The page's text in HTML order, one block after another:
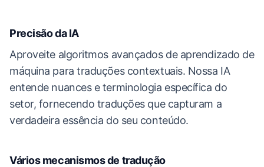
Precisão da IA
Aproveite algoritmos avançados de aprendizado de
máquina para traduções contextuais. Nossa IA
entende nuances e terminologia específica do
setor, fornecendo traduções que capturam a
verdadeira essência do seu conteúdo.
Vários mecanismos de tradução